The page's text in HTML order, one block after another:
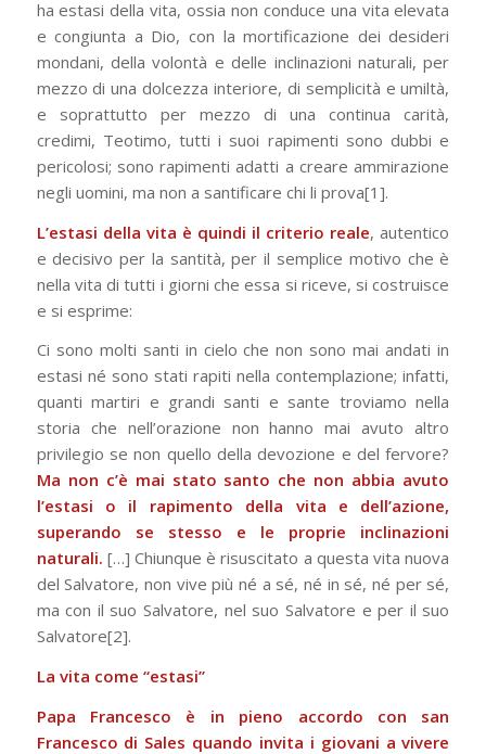
ha estasi della vita, ossia non conduce una vita elevata
e congiunta a Dio, con la mortificazione dei desideri
mondani, della volontà e delle inclinazioni naturali, per
mezzo di una dolcezza interiore, di semplicità e umiltà,
e soprattutto per mezzo di una continua carità,
credimi, Teotimo, tutti i suoi rapimenti sono dubbi e
pericolosi; sono rapimenti adatti a creare ammirazione
negli uomini, ma non a santificare chi li prova[1].
L’estasi della vita è quindi il criterio reale, autentico
e decisivo per la santità, per il semplice motivo che è
nella vita di tutti i giorni che essa si riceve, si costruisce
e si esprime:
Ci sono molti santi in cielo che non sono mai andati in
estasi né sono stati rapiti nella contemplazione; infatti,
quanti martiri e grandi santi e sante troviamo nella
storia che nell’orazione non hanno mai avuto altro
privilegio se non quello della devozione e del fervore?
Ma non c’è mai stato santo che non abbia avuto
l’estasi o il rapimento della vita e dell’azione,
superando se stesso e le proprie inclinazioni
naturali. […] Chiunque è risuscitato a questa vita nuova
del Salvatore, non vive più né a sé, né in sé, né per sé,
ma con il suo Salvatore, nel suo Salvatore e per il suo
Salvatore[2].
La vita come “estasi”
Papa Francesco è in pieno accordo con san
Francesco di Sales quando invita i giovani a vivere